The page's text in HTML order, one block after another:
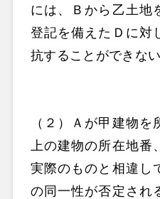
には、Ｂから乙土地
登記を備えたＤに対
抗することができない
（２）Ａが甲建物
上の建物の所在地番
実際のものと相違し
の同一性が否定され